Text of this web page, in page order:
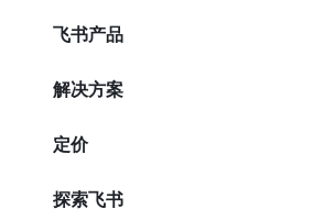
飞书产品
解决方案
定价
探索飞书